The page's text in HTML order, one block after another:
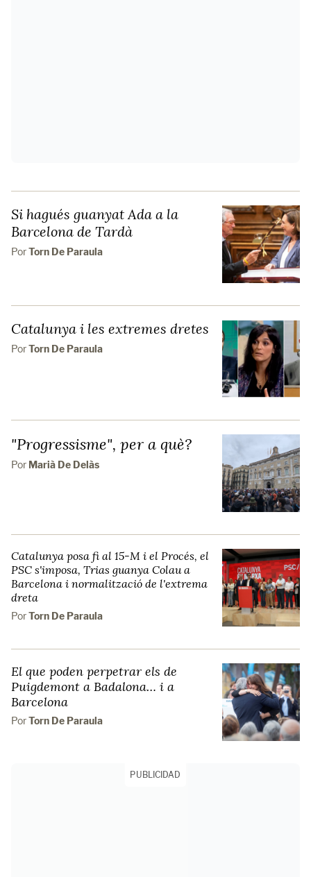
Si hagués guanyat Ada a la
Barcelona de Tardà
PorTorn De Paraula
Catalunya i les extremes dretes
PorTorn De Paraula
"Progressisme", per a què?
Por Marià De Delàs
Catalunya posa fi al 15-M i el Procés, el
PSC s'imposa, Trias guanya Colau a
Barcelona i normalització de l'extrema
dreta
PorTorn De Paraula
El que poden perpetrar els de
Puigdemont a Badalona… i a
Barcelona
PorTorn De Paraula
PUBLICIDAD